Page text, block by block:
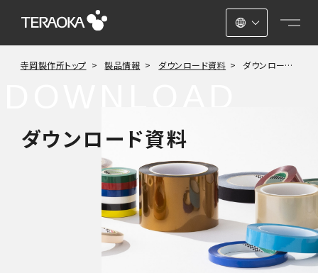
日本語
ENGLISH
寺岡製作所トップ 製品情報 ダウンロード資料
ダウンロード資料